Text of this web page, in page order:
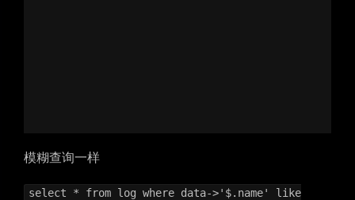
模糊查询一样
select * from log where data->'$.name' like